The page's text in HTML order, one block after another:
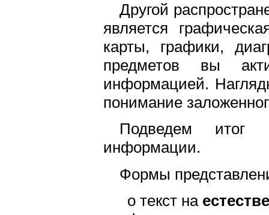
Другой
является
карты, графики,
предметов вы
информацией.
понимание
Подведем итог
информации.
Формы
o текст на